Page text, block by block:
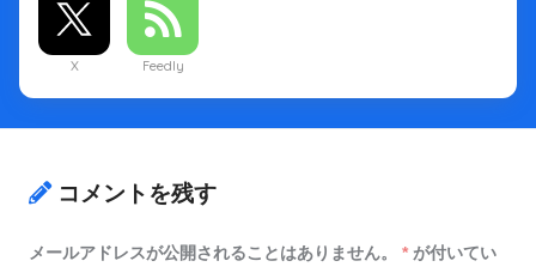
X Feedly
コメントを残す
メールアドレスが公開されることはありません。 * が付いてい